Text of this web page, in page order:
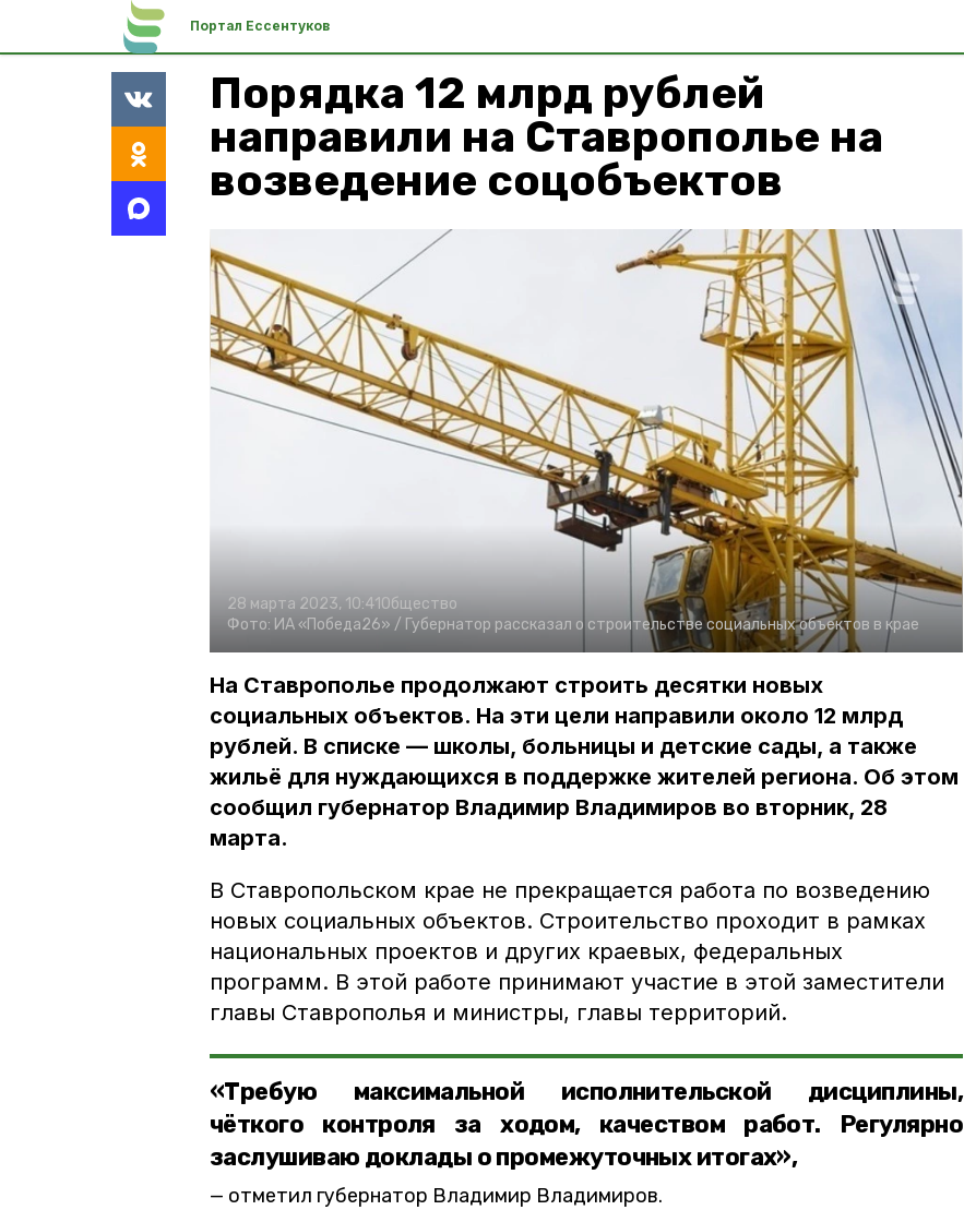
Портал Ессентуков
Порядка 12 млрд рублей
направили на Ставрополье на
возведение соцобъектов
28 марта 2023, 10:41Общество
Фото: ИА «Победа26» / Губернатор рассказал о строительстве социальных объектов в крае
На Ставрополье продолжают строить десятки новых
социальных объектов. На эти цели направили около 12 млрд
рублей. В списке — школы, больницы и детские сады, а также
жильё для нуждающихся в поддержке жителей региона. Об этом
сообщил губернатор Владимир Владимиров во вторник, 28
марта.
В Ставропольском крае не прекращается работа по возведению
новых социальных объектов. Строительство проходит в рамках
национальных проектов и других краевых, федеральных
программ. В этой работе принимают участие в этой заместители
главы Ставрополья и министры, главы территорий.
«Требую максимальной исполнительской дисциплины,
чёткого контроля за ходом, качеством работ. Регулярно
заслушиваю доклады о промежуточных итогах»,
отметил губернатор Владимир Владимиров.